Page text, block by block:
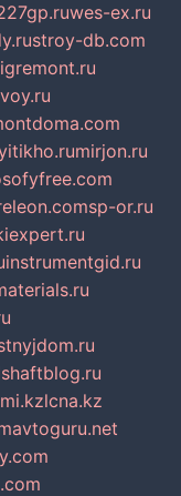
wes-ex.ru
stroy-db.com
mirjon.ru
sp-or.ru
instrumentgid.ru
lcna.kz
avtoguru.net